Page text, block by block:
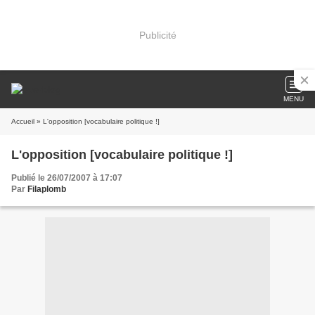
Publicité
MENU
Accueil » L'opposition [vocabulaire politique !]
L'opposition [vocabulaire politique !]
Publié le 26/07/2007 à 17:07
Par Filaplomb